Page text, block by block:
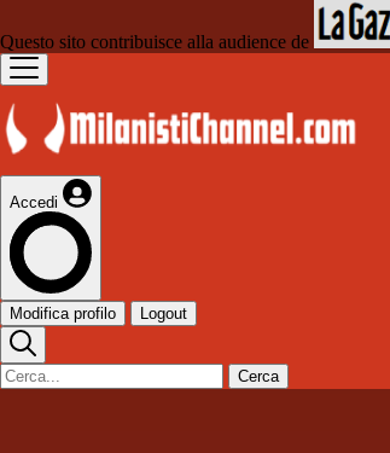
Questo sito contribuisce alla audience de
Accedi
Modifica profilo Logout
Cerca